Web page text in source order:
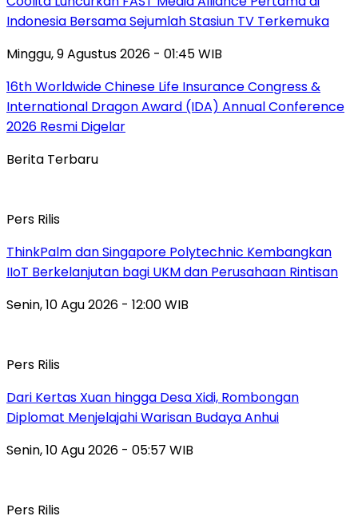
Indonesia Bersama Sejumlah Stasiun TV Terkemuka
Minggu, 9 Agustus 2026 - 01:45 WIB
16th Worldwide Chinese Life Insurance Congress &
International Dragon Award (IDA) Annual Conference
2026 Resmi Digelar
Berita Terbaru
Pers Rilis
ThinkPalm dan Singapore Polytechnic Kembangkan
IIoT Berkelanjutan bagi UKM dan Perusahaan Rintisan
Senin, 10 Agu 2026 - 12:00 WIB
Pers Rilis
Dari Kertas Xuan hingga Desa Xidi, Rombongan
Diplomat Menjelajahi Warisan Budaya Anhui
Senin, 10 Agu 2026 - 05:57 WIB
Pers Rilis